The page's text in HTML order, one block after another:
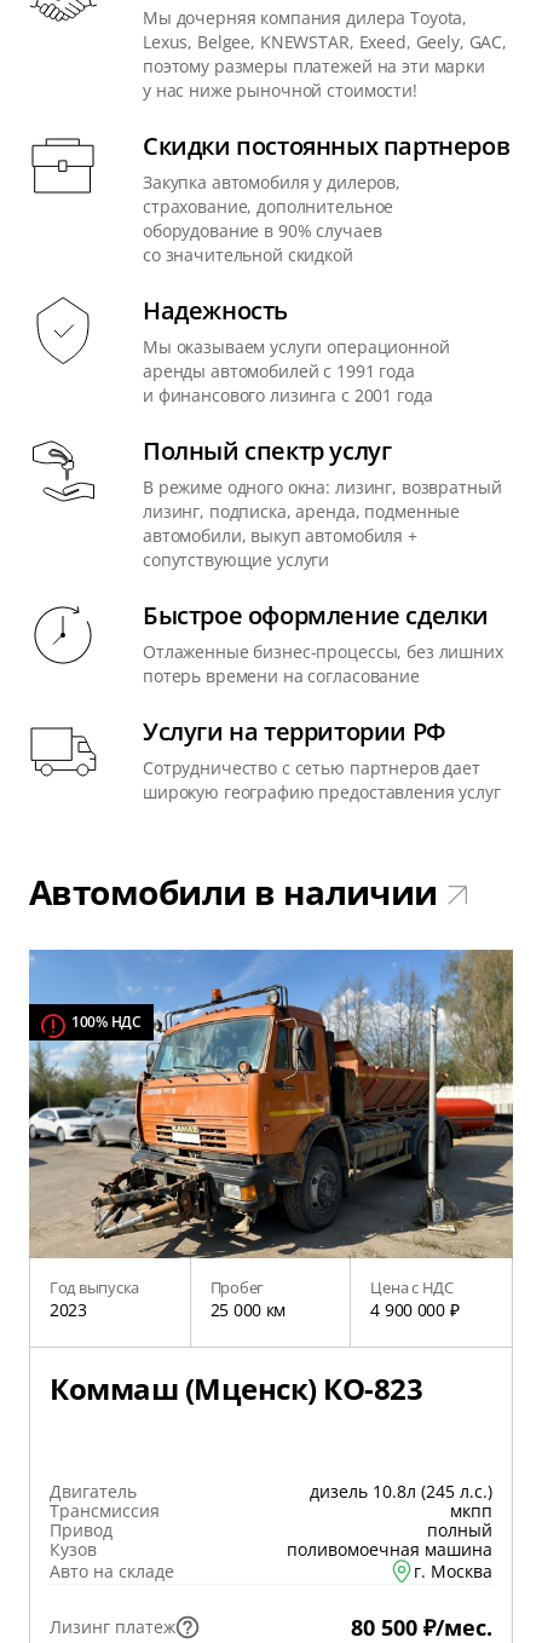
Мы дочерняя компания дилера Toyota,
Lexus, Belgee, KNEWSTAR, Exeed, Geely, GAC,
поэтому размеры платежей на эти марки
у нас ниже рыночной стоимости!
Скидки постоянных партнеров
Закупка автомобиля у дилеров,
страхование, дополнительное
оборудование в 90% случаев
со значительной скидкой
Надежность
Мы оказываем услуги операционной
аренды автомобилей с 1991 года
и финансового лизинга с 2001 года
Полный спектр услуг
В режиме одного окна: лизинг, возвратный
лизинг, подписка, аренда, подменные
автомобили, выкуп автомобиля +
сопутствующие услуги
Быстрое оформление сделки
Отлаженные бизнес-процессы, без лишних
потерь времени на согласование
Услуги на территории РФ
Сотрудничество с сетью партнеров дает
широкую географию предоставления услуг
Автомобили в наличии
100% НДС
Год выпуска
2023
Пробег
25 000 км
Цена с НДС
4 900 000 ₽
Коммаш (Мценск) КО-823
Двигатель
дизель 10.8л (245 л.с.)
Трансмиссия
мкпп
Привод
полный
Кузов
поливомоечная машина
Авто на складе
г. Москва
Лизинг платеж 80 500 ₽/мес.